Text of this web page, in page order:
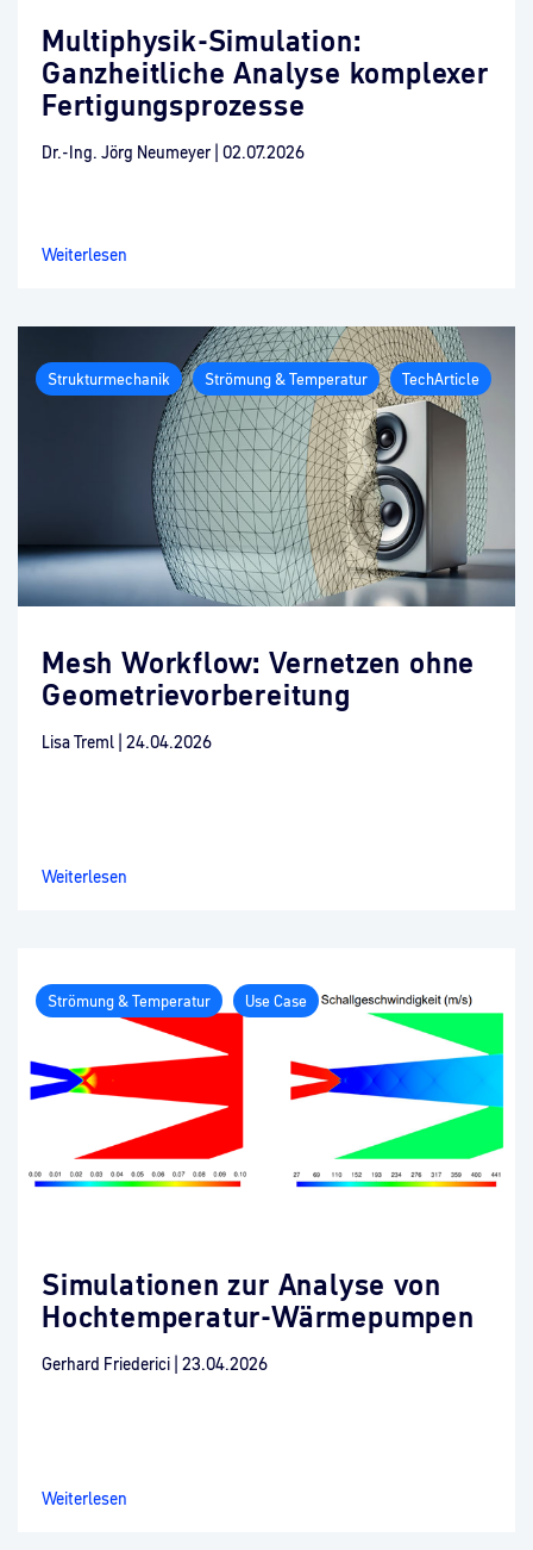
Multiphysik-Simulation:
Ganzheitliche Analyse komplexer
Fertigungsprozesse
Dr.-Ing. Jörg Neumeyer 02.07.2026
Weiterlesen
Strukturmechanik Strömung & Temperatur TechArticle
Mesh Workflow: Vernetzen ohne
Geometrievorbereitung
Lisa Treml 24.04.2026
Weiterlesen
Strömung & Temperatur Use Case
Simulationen zur Analyse von
Hochtemperatur-Wärmepumpen
Gerhard Friederici 23.04.2026
Weiterlesen